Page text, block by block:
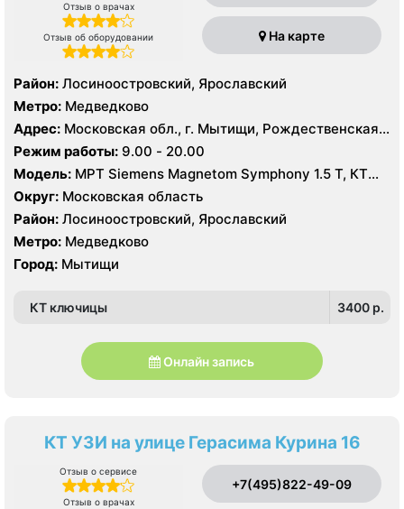
Отзыв о врачах
Отзыв об оборудовании На карте
Район: Лосиноостровский, Ярославский
Метро: Медведково
Адрес: Московская обл., г. Мытищи, Рождественская
ул., 7
Режим работы: 9.00 - 20.00
Модель: МРТ Siemens Magnetom Symphony 1.5 Т, КТ
Siemens SOMATOM Emotion 16 срезов, УЗИ Philips
Ultrasound HD9
Округ: Московская область
Район: Лосиноостровский, Ярославский
Метро: Медведково
Город: Мытищи
КТ ключицы 3400 p.
Онлайн запись
КТ УЗИ на улице Герасима Курина 16
Отзыв о сервисе
Отзыв о врачах
+7(495)822-49-09